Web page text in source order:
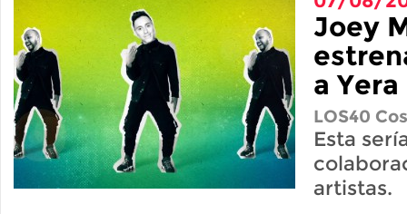
Joey
a Yera
LOS40
Esta
artistas.